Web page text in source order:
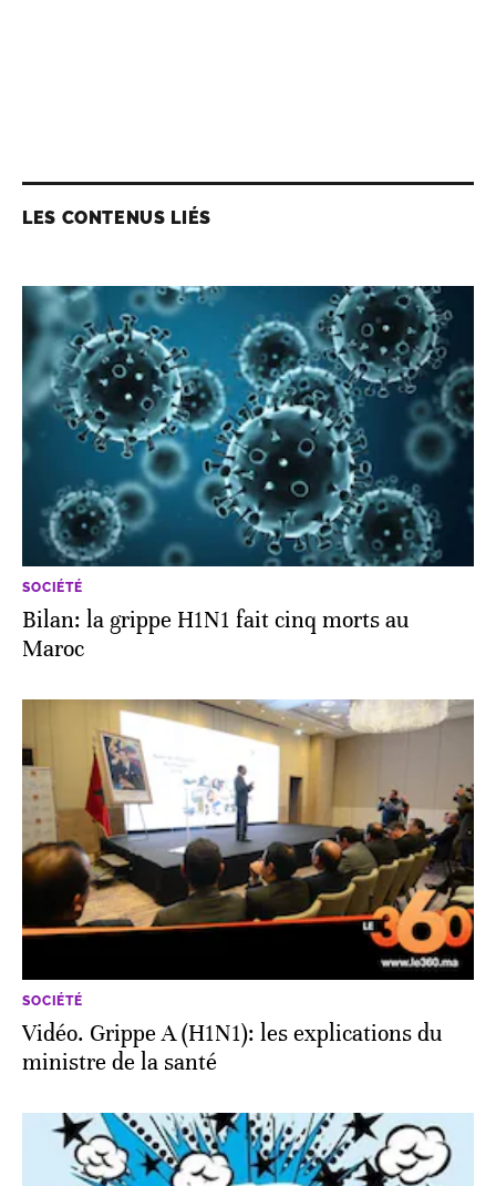
LES CONTENUS LIÉS
SOCIÉTÉ
Bilan: la grippe H1N1 fait cinq morts au
Maroc
SOCIÉTÉ
Vidéo. Grippe A (H1N1): les explications du
ministre de la santé